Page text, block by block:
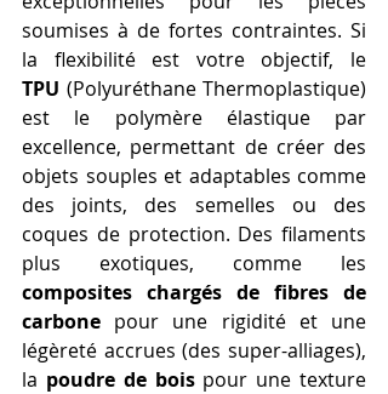
soumises à de fortes contraintes. Si
TPU (Polyuréthane Thermoplastique)
est le polymère élastique par
excellence, permettant de créer des
objets souples et adaptables comme
des joints, des semelles ou des
coques de protection. Des filaments
composites chargés de fibres de
carbone pour une rigidité et une
légèreté accrues (des super-alliages),
la poudre de bois pour une texture